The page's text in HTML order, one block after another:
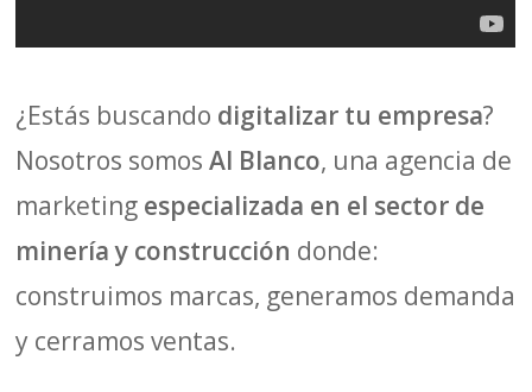
¿Estás buscando digitalizar tu empresa?
Nosotros somosAl Blanco, una agencia de
marketing especializada en el sector de
minería y construcción donde:
construimos marcas, generamos demanda
y cerramos ventas.